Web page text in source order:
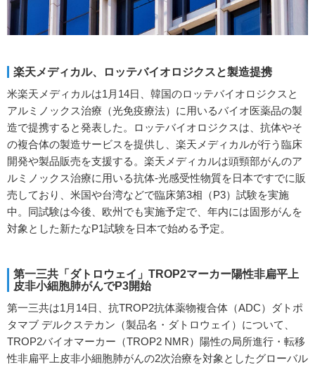
楽天メディカル、ロッテバイオロジクスと製造提携
米楽天メディカルは1月14日、韓国のロッテバイオロジクスと
アルミノックス治療（光免疫療法）に用いるバイオ医薬品の製
造で提携すると発表した。ロッテバイオロジクスは、抗体やそ
の複合体の製造サービスを提供し、楽天メディカルが行う臨床
開発や製品販売を支援する。楽天メディカルは頭頸部がんのア
ルミノックス治療に用いる抗体-光感受性物質を日本ですでに販
売しており、米国や台湾などで臨床第3相（P3）試験を実施
中。同試験は今後、欧州でも実施予定で、年内には固形がんを
対象とした新たなP1試験を日本で始める予定。
第一三共「ダトロウェイ」TROP2マーカー陽性非扁平上
皮非小細胞肺がんでP3開始
第一三共は1月14日、抗TROP2抗体薬物複合体（ADC）ダトポ
タマブ デルクステカン（製品名・ダトロウェイ）について、
TROP2バイオマーカー（TROP2 NMR）陽性の局所進行・転移
性非扁平上皮非小細胞肺がんの2次治療を対象としたグローバル